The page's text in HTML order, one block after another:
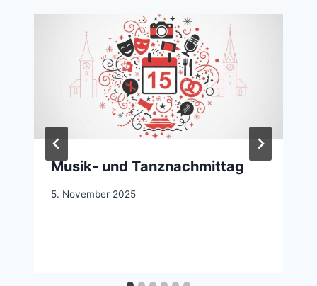
Musik- und Tanznachmittag
5. November 2025